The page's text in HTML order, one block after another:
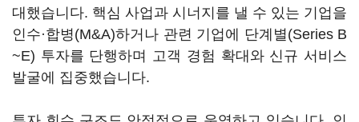
대했습니다. 핵심 사업과 시너지를 낼 수 있는 기업을
인수·합병(M&A)하거나 관련 기업에 단계별(Series B
~E) 투자를 단행하며 고객 경험 확대와 신규 서비스
발굴에 집중했습니다.